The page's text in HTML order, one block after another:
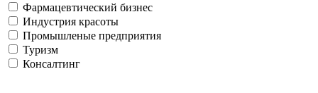
Фармацевтический бизнес
Индустрия красоты
Промышленые предприятия
Туризм
Консалтинг